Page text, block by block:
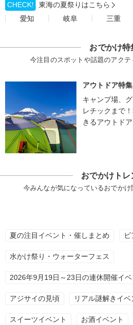
CHECK!
東海の夏祭りはこちら
愛知
岐阜 三重
おでかけ特
今注目のスポットや話題のアク
アウトドア特集
キャンプ場、
レチックまで
きるアウトド
おでかけトレ
今みんなが気になっているおでかけ
夏の注目イベント・催しまとめ
水かけ祭り・ウォーターフェス
2026年9月19日～23日の連休開催イベ
アジサイの見頃 リアル謎解きイベ
スイーツイベント お酒イベント